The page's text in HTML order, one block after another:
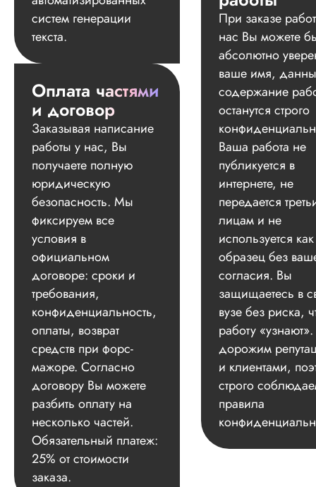
систем генерации
текста.
Оплата частями
и договор
Заказывая написание
работы у нас, Вы
получаете полную
юридическую
безопасность. Мы
фиксируем все
условия в
официальном
договоре: сроки и
требования,
конфиденциальность,
оплаты, возврат
средств при форс-
мажоре. Согласно
договору Вы можете
разбить оплату на
несколько частей.
Обязательный платеж:
25% от стоимости
заказа.
При заказе
нас Вы можете
абсолютно
ваше имя,
содержание
останутся строго
Ваша работа не
публикуется в
интернете, не
передается
лицам и не
используется как
образец без
согласия. Вы
защищаетесь в
вузе без риска,
работу
дорожим
и клиентами,
строго
правила